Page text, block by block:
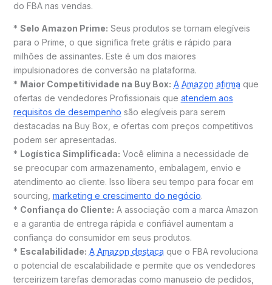
do FBA nas vendas.
* Selo Amazon Prime: Seus produtos se tornam elegíveis
para o Prime, o que significa frete grátis e rápido para
milhões de assinantes. Este é um dos maiores
impulsionadores de conversão na plataforma.
* Maior Competitividade na Buy Box: A Amazon afirma que
ofertas de vendedores Profissionais que atendem aos
requisitos de desempenho são elegíveis para serem
destacadas na Buy Box, e ofertas com preços competitivos
podem ser apresentadas.
* Logística Simplificada: Você elimina a necessidade de
se preocupar com armazenamento, embalagem, envio e
atendimento ao cliente. Isso libera seu tempo para focar em
sourcing, marketing e crescimento do negócio.
* Confiança do Cliente: A associação com a marca Amazon
e a garantia de entrega rápida e confiável aumentam a
confiança do consumidor em seus produtos.
* Escalabilidade: A Amazon destaca que o FBA revoluciona
o potencial de escalabilidade e permite que os vendedores
terceirizem tarefas demoradas como manuseio de pedidos,